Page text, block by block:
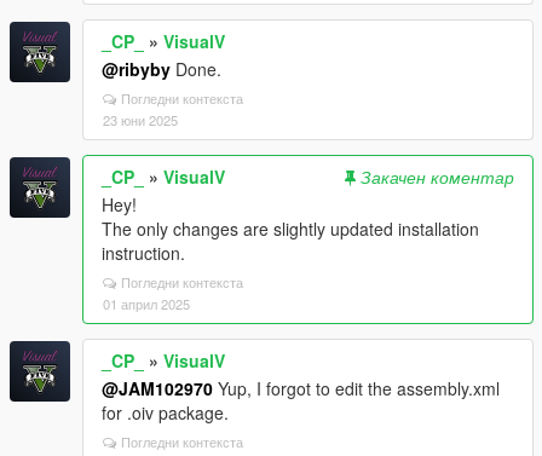
_CP_ » VisualV
@ribyby Done.
Погледни контекста
23 юни 2025
_CP_ » VisualV
Закачен коментар
Hey!
The only changes are slightly updated installation
instruction.
Погледни контекста
01 април 2025
_CP_ » VisualV
@JAM102970 Yup, I forgot to edit the assembly.xml
for .oiv package.
Погледни контекста